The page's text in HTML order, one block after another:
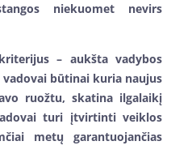
niekuomet nevirs
– aukšta vadybos
būtinai kuria naujus
ruožtu, skatina ilgalaikį
turi įtvirtinti veiklos
metų garantuojančias